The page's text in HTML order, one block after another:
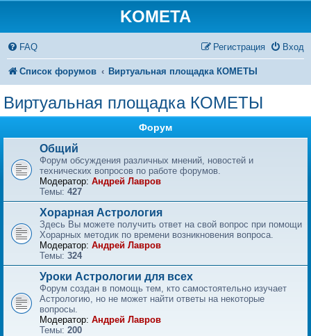
KOMETA
FAQ Вход
Регистрация
Список форумов Виртуальная площадка КОМЕТЫ
Виртуальная площадка КОМЕТЫ
Форум
Общий
Форум обсуждения различных мнений, новостей и
технических вопросов по работе форумов.
Модератор: Андрей Лавров
Темы: 427
Хорарная Астрология
Здесь Вы можете получить ответ на свой вопрос при помощи
Хорарных методик по времени возникновения вопроса.
Модератор: Андрей Лавров
Темы: 324
Уроки Астрологии для всех
Форум создан в помощь тем, кто самостоятельно изучает
Астрологию, но не может найти ответы на некоторые
вопросы.
Модератор: Андрей Лавров
Темы: 200